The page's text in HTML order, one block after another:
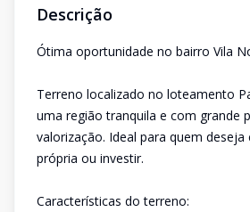
Descrição
Ótima oportunidade no bairro Vila
Terreno localizado no loteamento
uma região tranquila e com grande
valorização. Ideal para quem deseja
própria ou investir.
Características do terreno: